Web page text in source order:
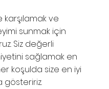
karşılamak ve
sunmak için
Siz değerli
sağlamak en
koşulda size en iyi
gösteririz.